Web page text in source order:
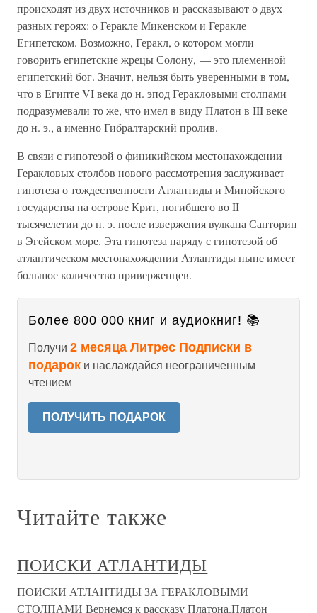
происходят из двух источников и рассказывают о двух
разных героях: о Геракле Микенском и Геракле
Египетском. Возможно, Геракл, о котором могли
говорить египетские жрецы Солону, — это племенной
египетский бог. Значит, нельзя быть уверенными в том,
что в Египте VI века до н. эпод Геракловыми столпами
подразумевали то же, что имел в виду Платон в III веке
до н. э., а именно Гибралтарский пролив.
В связи с гипотезой о финикийском местонахождении
Геракловых столбов нового рассмотрения заслуживает
гипотеза о тождественности Атлантиды и Минойского
государства на острове Крит, погибшего во II
тысячелетии до н. э. после извержения вулкана Санторин
в Эгейском море. Эта гипотеза наряду с гипотезой об
атлантическом местонахождении Атлантиды ныне имеет
большое количество приверженцев.
Более 800 000 книг и аудиокниг! 📚
Получи 2 месяца Литрес Подписки в
подарок и наслаждайся неограниченным
чтением
ПОЛУЧИТЬ ПОДАРОК
Читайте также
ПОИСКИ АТЛАНТИДЫ
ПОИСКИ АТЛАНТИДЫ ЗА ГЕРАКЛОВЫМИ
СТОЛПАМИ Вернемся к рассказу Платона.Платон